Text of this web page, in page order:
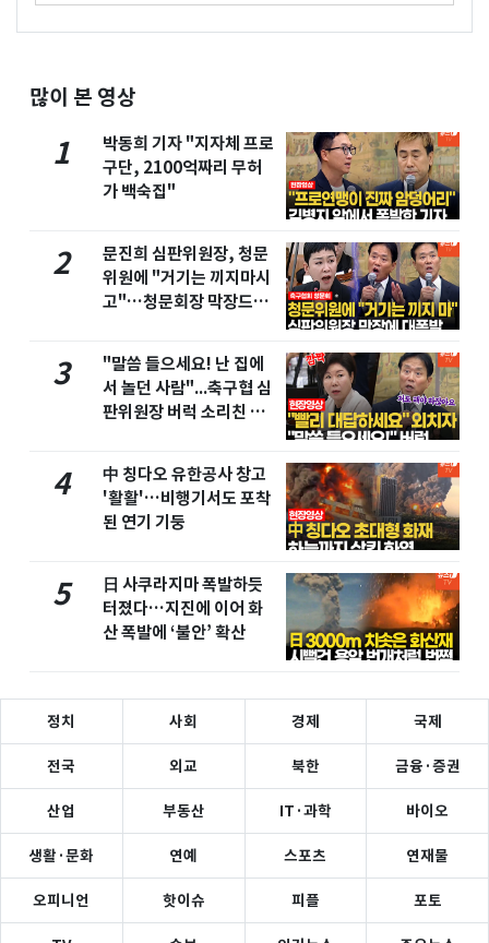
많이 본 영상
1
박동희 기자 "지자체 프로
구단, 2100억짜리 무허
가 백숙집"
2
문진희 심판위원장, 청문
위원에 "거기는 끼지마시
고"…청문회장 막장드라
3
"말씀 들으세요! 난 집에
서 놀던 사람"...축구협 심
판위원장 버럭 소리친 이
4
中 칭다오 유한공사 창고
'활활'…비행기서도 포착
된 연기 기둥
5
日 사쿠라지마 폭발하듯
터졌다…지진에 이어 화
산 폭발에 ‘불안’ 확산
정치 사회 경제 국제
전국 외교 북한 금융·증권
산업 부동산 IT·과학 바이오
생활·문화 연예 스포츠 연재물
오피니언 핫이슈 피플 포토